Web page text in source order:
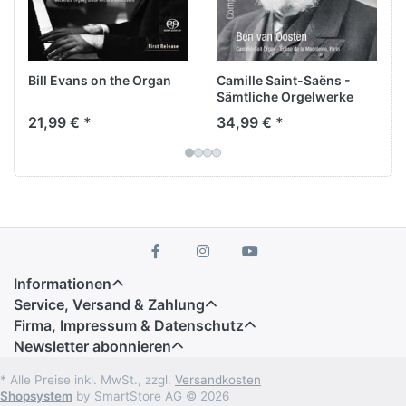
Orgelmusik des 21. Jahrhunderts, die auf
Avantgardismus gänzlich verzichtet.“(Répertoire)
Bill Evans on the Organ
21,99 € *
Camille Saint-Saëns -
Sämtliche Orgelwerke
34,99 € *
Informationen
Service, Versand & Zahlung
Firma, Impressum & Datenschutz
Newsletter abonnieren
* Alle Preise inkl. MwSt., zzgl. Versandkosten
Shopsystem by SmartStore AG © 2026